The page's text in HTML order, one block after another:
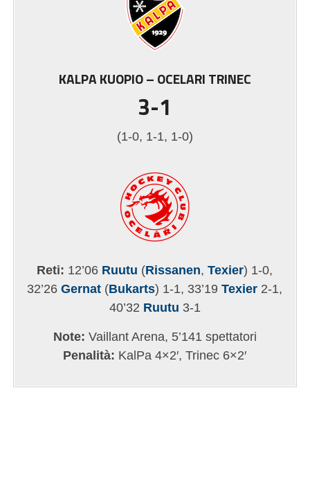
KALPA KUOPIO – OCELARI TRINEC
3-1
(1-0, 1-1, 1-0)
Reti: 12’06 Ruutu (Rissanen,Texier) 1-0,
32’26Gernat (Bukarts) 1-1, 33’19Texier 2-1,
40’32 Ruutu 3-1
Note: Vaillant Arena, 5’141 spettatori
Penalità: KalPa 4×2′, Trinec 6×2′